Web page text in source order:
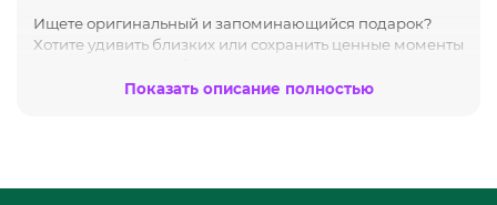
Ищете оригинальный и запоминающийся подарок?
Хотите удивить близких или сохранить ценные моменты
пазл с фотопечатью– уникальный способ
Персонализация:Пазл создается на основе
Показать описание полностью